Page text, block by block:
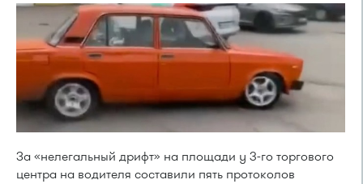
За «нелегальный дрифт» на площади у 3-го торгового
центра на водителя составили пять протоколов